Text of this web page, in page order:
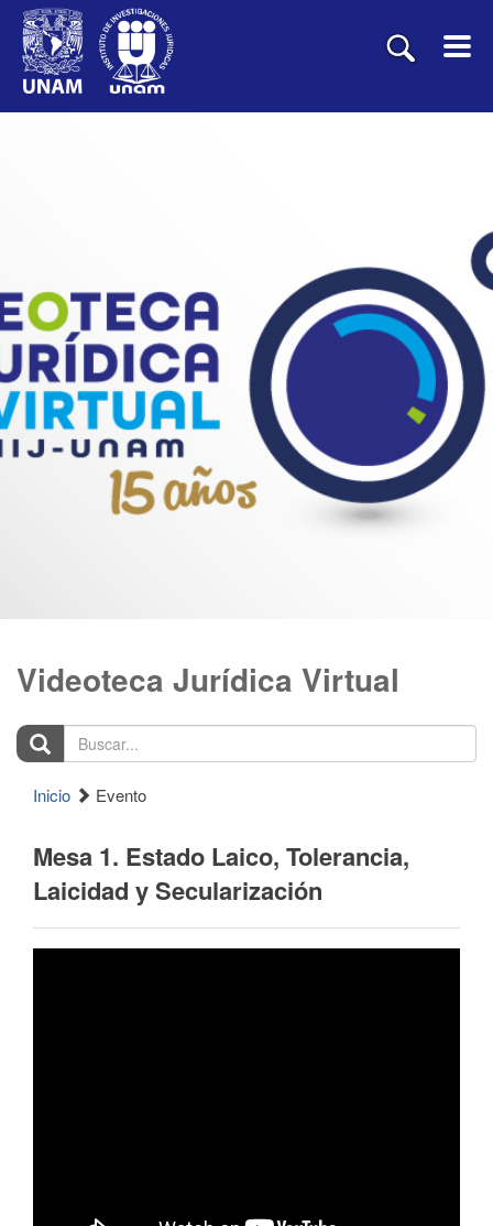
Videoteca Jurídica Virtual
Buscar...
Inicio Evento
Mesa 1. Estado Laico, Tolerancia,
Laicidad y Secularización